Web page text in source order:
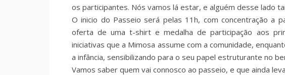
os participantes. Nós vamos lá estar, e alguém desse lado
O inicio do Passeio será pelas 11h, com concentração a
oferta de uma t-shirt e medalha de participação aos
iniciativas que a Mimosa assume com a comunidade,
a infância, sensibilizando para o seu papel estruturante no
Vamos saber quem vai connosco ao passeio, e que ainda